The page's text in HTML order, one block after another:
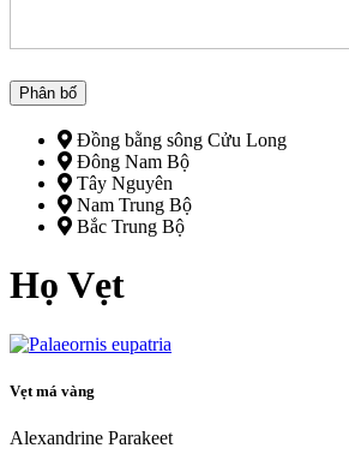
Phân bố
Đồng bằng sông Cửu Long
Đông Nam Bộ
Tây Nguyên
Nam Trung Bộ
Bắc Trung Bộ
Họ Vẹt
Vẹt má vàng
Alexandrine Parakeet